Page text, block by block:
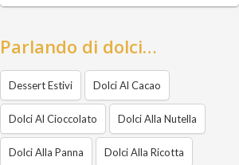
Parlando di dolci…
Dessert Estivi Dolci Al Cacao
Dolci Al Cioccolato Dolci Alla Nutella
Dolci Alla Panna Dolci Alla Ricotta